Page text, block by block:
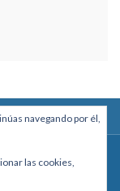
Mezzanine, Of. 101
navegando por él,
las cookies,